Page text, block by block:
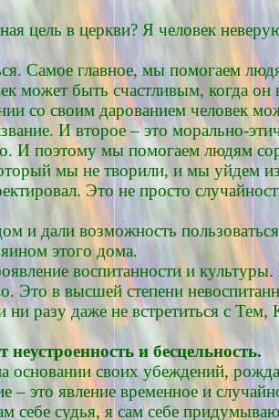
цель в церкви? Я человек
Самое главное, мы помогаем
может быть счастливым, когда
со своим дарованием человек
И второе – это морально-
И поэтому мы помогаем людям
мы не творили, и мы уйдем
Это не просто
и дали возможность
этого дома.
воспитанности и
в высшей степени
разу даже не встретиться с
и бесцельность.
основании своих убеждений,
– это явление временное и
себе судья, я сам себе